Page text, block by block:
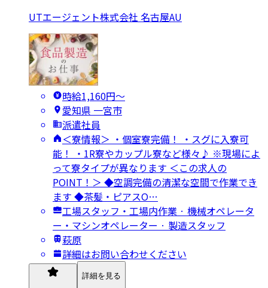
UTエージェント株式会社 名古屋AU
時給1,160円〜
愛知県 一宮市
派遣社員
＜寮情報＞ ・個室寮完備！ ・スグに入寮可
能！ ・1R寮やカップル寮など様々♪ ※現場によ
って寮タイプが異なります ＜この求人の
POINT！＞ ◆空調完備の清潔な空間で作業でき
ます ◆茶髪・ピアスO…
工場スタッフ・工場内作業 · 機械オペレータ
ー・マシンオペレーター · 製造スタッフ
萩原
詳細はお問い合わせください
詳細を見る